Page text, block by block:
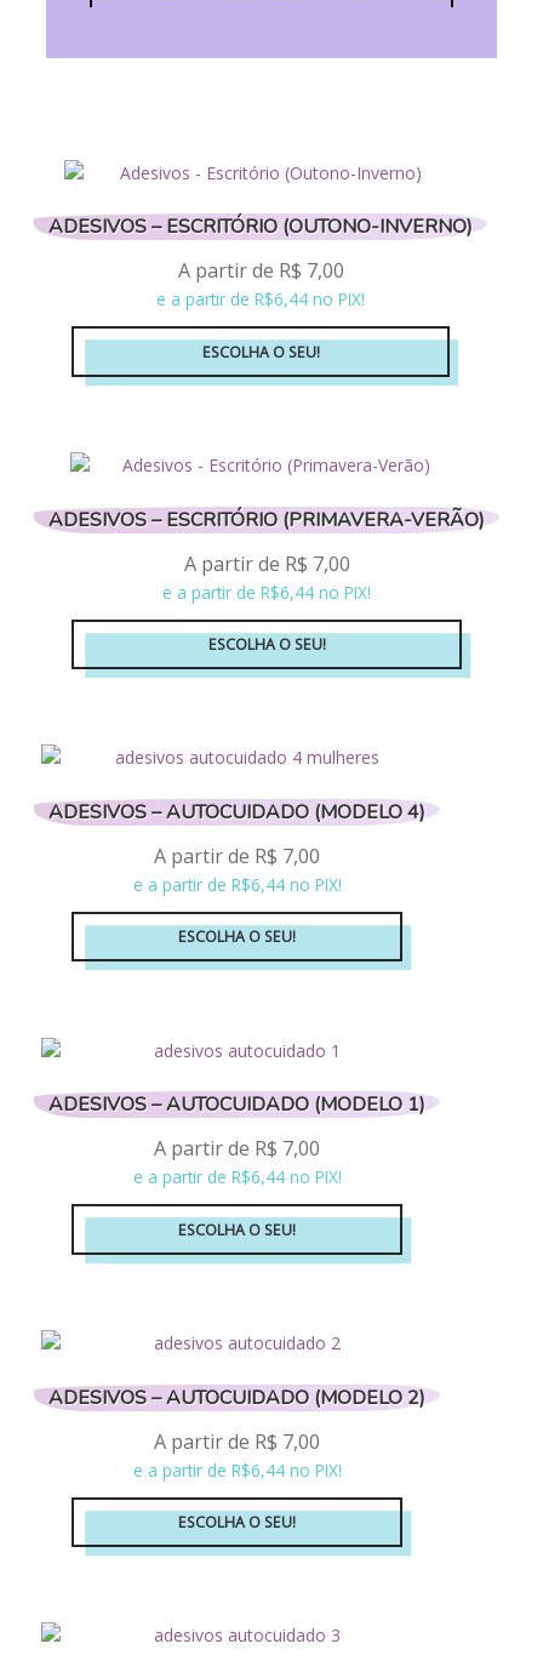
ADESIVOS – ESCRITÓRIO (OUTONO-INVERNO)
A partir de R$ 7,00
e a partir de R$6,44 no PIX!
ESCOLHA O SEU!
Este
várias
As
opções
podem
ser
escolhidas
página
ADESIVOS – ESCRITÓRIO (PRIMAVERA-VERÃO)
A partir de R$ 7,00
e a partir de R$6,44 no PIX!
ESCOLHA O SEU!
Este
várias
As
opções
podem
ser
escolhidas
página
ADESIVOS – AUTOCUIDADO (MODELO 4)
A partir de R$ 7,00
e a partir de R$6,44 no PIX!
ESCOLHA O SEU!
Este
várias
As
opções
podem
ser
escolhidas
página
ADESIVOS – AUTOCUIDADO (MODELO 1)
A partir de R$ 7,00
e a partir de R$6,44 no PIX!
ESCOLHA O SEU!
Este
várias
As
opções
podem
ser
escolhidas
página
ADESIVOS – AUTOCUIDADO (MODELO 2)
A partir de R$ 7,00
e a partir de R$6,44 no PIX!
ESCOLHA O SEU!
Este
várias